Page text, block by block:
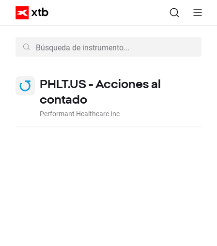
PHLT.US - Acciones al
contado
Performant Healthcare Inc